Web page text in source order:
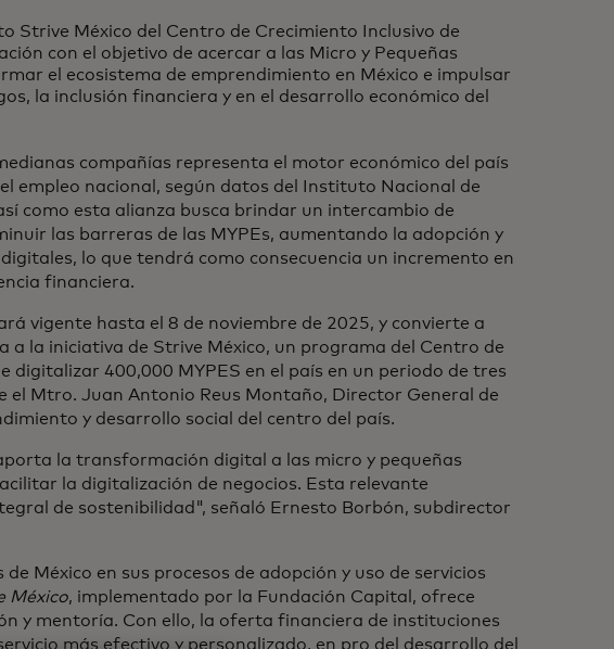
Strive México del Centro de Crecimiento Inclusivo de
con el objetivo de acercar a las Micro y Pequeñas
el ecosistema de emprendimiento en México e impulsar
la inclusión financiera y en el desarrollo económico del
compañías representa el motor económico del país
empleo nacional, según datos del Instituto Nacional de
como esta alianza busca brindar un intercambio de
las barreras de las MYPEs, aumentando la adopción y
lo que tendrá como consecuencia un incremento en
financiera.
vigente hasta el 8 de noviembre de 2025, y convierte a
a la iniciativa de Strive México, un programa del Centro de
400,000 MYPES en el país en un periodo de tres
Mtro. Juan Antonio Reus Montaño, Director General de
y desarrollo social del centro del país.
la transformación digital a las micro y pequeñas
la digitalización de negocios. Esta relevante
de sostenibilidad", señaló Ernesto Borbón, subdirector
México en sus procesos de adopción y uso de servicios
México, implementado por la Fundación Capital, ofrece
y mentoría. Con ello, la oferta financiera de instituciones
más efectivo y personalizado, en pro del desarrollo del